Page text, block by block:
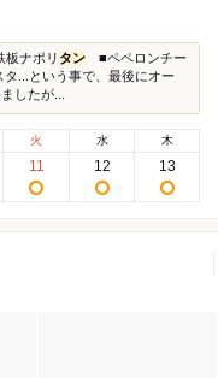
ナポリ タン ■ペペロンチー
...という事で、最後にオー
したが...
火
11
水
12
木
13